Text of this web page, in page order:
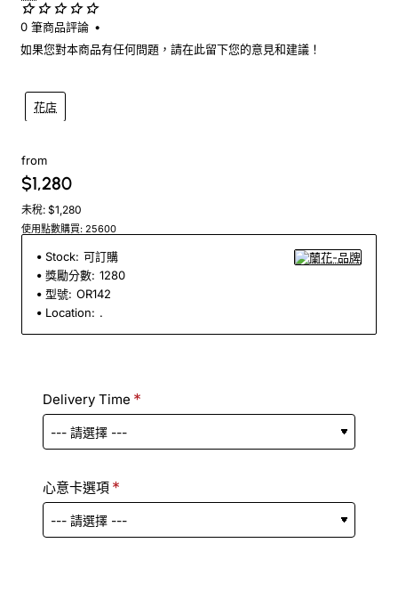
花店
0 筆商品評論 •
如果您對本商品有任何問題，請在此留下您的意見和建議！
from
$1,280
未稅: $1,280
使用點數購買: 25600
Stock: 可訂購
獎勵分數: 1280
型號: OR142
Location: .
Delivery Time
心意卡選項